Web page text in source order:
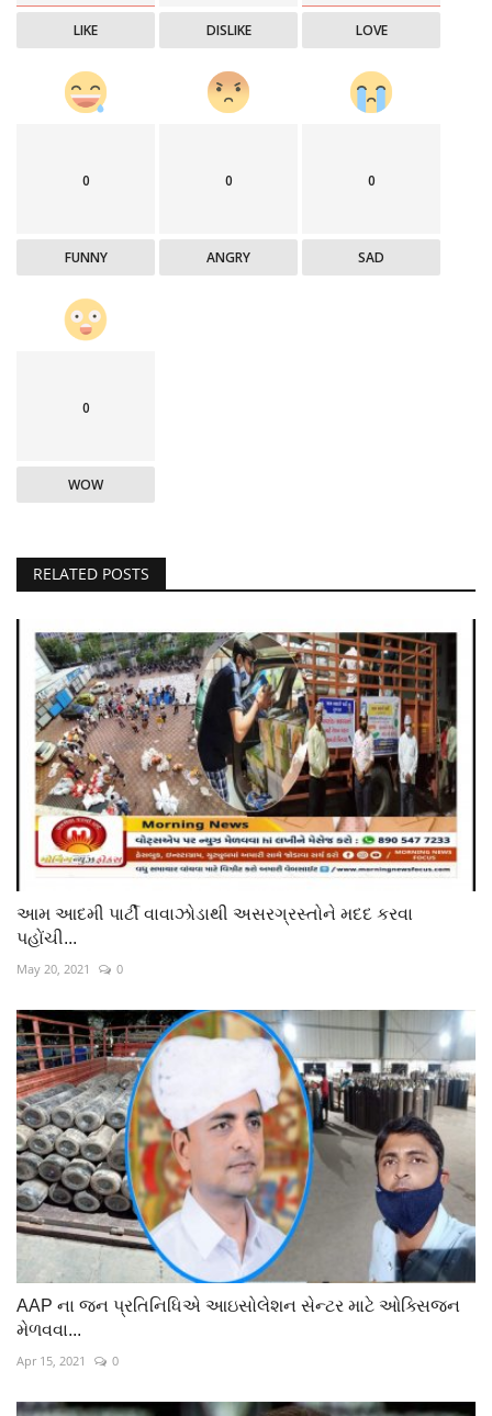
LIKE DISLIKE LOVE
0
FUNNY
0
ANGRY
0
SAD
0
WOW
RELATED POSTS
આમ આદમી પાર્ટી વાવાઝોડાથી અસરગ્રસ્તોને મદદ કરવા
પહોંચી...
May 20, 2021 0
AAP ના જન પ્રતિનિધિએ આઇસોલેશન સેન્ટર માટે ઓક્સિજન
મેળવવા...
Apr 15, 2021 0